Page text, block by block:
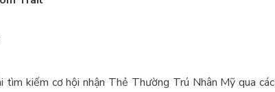
tìm kiếm cơ hội nhận Thẻ Thường Trú Nhân Mỹ qua các